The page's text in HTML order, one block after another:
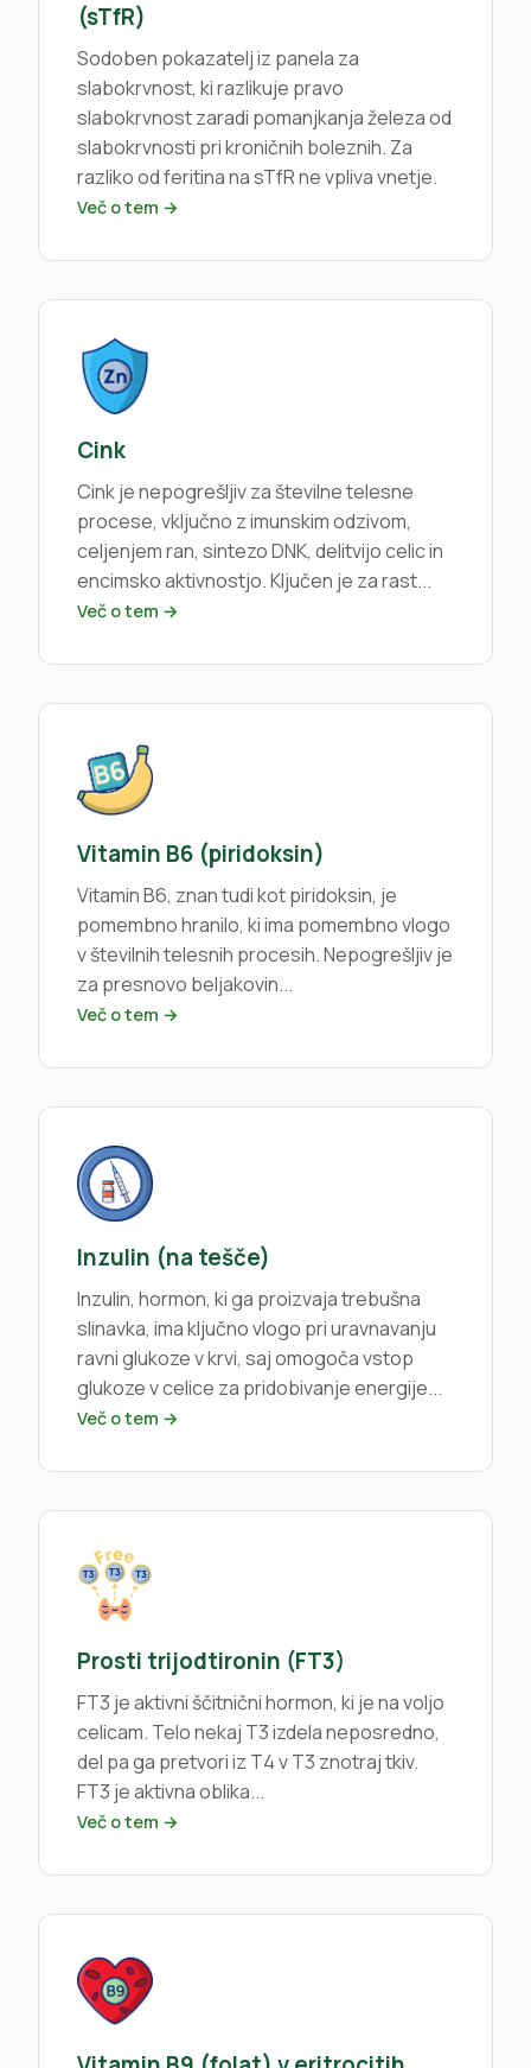
(sTfR)
Sodoben pokazatelj iz panela za
slabokrvnost, ki razlikuje pravo
slabokrvnost zaradi pomanjkanja železa od
slabokrvnosti pri kroničnih boleznih. Za
razliko od feritina na sTfR ne vpliva vnetje.
Več o tem →
Cink
Cink je nepogrešljiv za številne telesne
procese, vključno z imunskim odzivom,
celjenjem ran, sintezo DNK, delitvijo celic in
encimsko aktivnostjo. Ključen je za rast...
Več o tem →
Vitamin B6 (piridoksin)
Vitamin B6, znan tudi kot piridoksin, je
pomembno hranilo, ki ima pomembno vlogo
v številnih telesnih procesih. Nepogrešljiv je
za presnovo beljakovin...
Več o tem →
Inzulin (na tešče)
Inzulin, hormon, ki ga proizvaja trebušna
slinavka, ima ključno vlogo pri uravnavanju
ravni glukoze v krvi, saj omogoča vstop
glukoze v celice za pridobivanje energije...
Več o tem →
Prosti trijodtironin (FT3)
FT3 je aktivni ščitnični hormon, ki je na voljo
celicam. Telo nekaj T3 izdela neposredno,
del pa ga pretvori iz T4 v T3 znotraj tkiv.
FT3 je aktivna oblika...
Več o tem →